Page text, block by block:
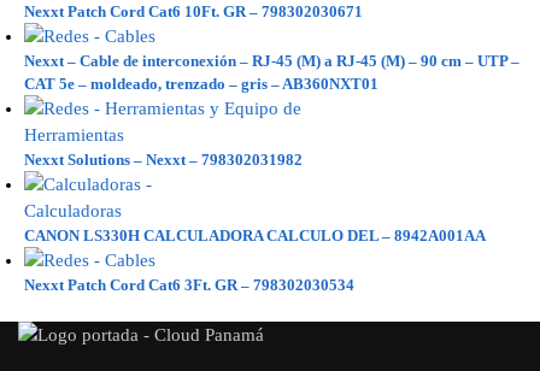
Nexxt Patch Cord Cat6 10Ft. GR – 798302030671
Nexxt – Cable de interconexión – RJ-45 (M) a RJ-45 (M) – 90 cm – UTP –
CAT 5e – moldeado, trenzado – gris – AB360NXT01
Nexxt Solutions – Nexxt – 798302031982
CANON LS330H CALCULADORA CALCULO DEL – 8942A001AA
Nexxt Patch Cord Cat6 3Ft. GR – 798302030534